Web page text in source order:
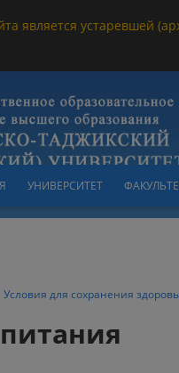
является устаревшей
УНИВЕРСИТЕТ
Условия для сохранения